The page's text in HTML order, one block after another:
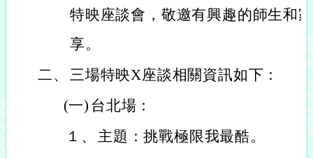
特映座談會，敬邀有興趣的師生和
享。
二、 三場特映X座談相關資訊如下：
(一) 台北場：
１、
主題：挑戰極限我最酷。